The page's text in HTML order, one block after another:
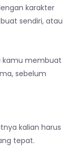
karakter
sendiri, atau
kamu membuat
sebelum
kalian harus
tepat.